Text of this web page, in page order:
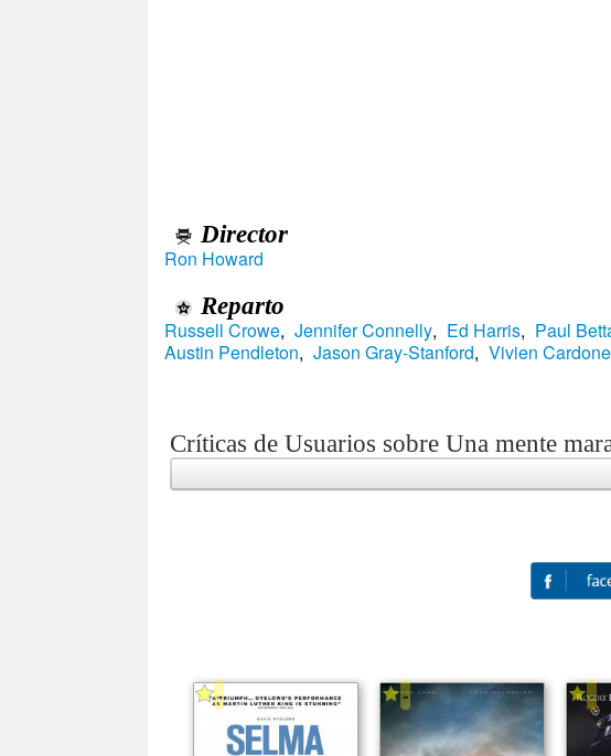
Director
Ron Howard
Reparto
Russell Crowe, Jennifer Connelly, Ed Harris, Paul
Austin Pendleton, Jason Gray-Stanford, Vivien Cardone
Críticas de Usuarios sobre Una mente
- - -